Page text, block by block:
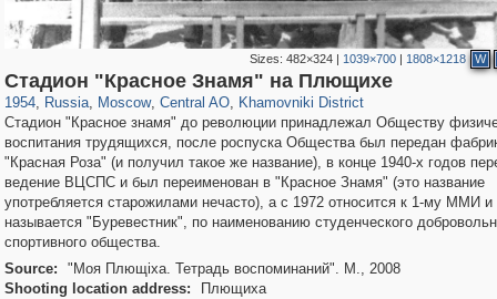
Sizes:482×324 | 1039×700 | 1808×1218 W
Стадион "Красное Знамя" на Плющихе
1954, Russia
1,407,376 29,248
, Moscow
319,882 8,286
, Central AO
160,021 5,916
, Khamovniki District
19,395 722
Стадион "Красное знамя" до революции принадлежал Обществу
воспитания трудящихся, после роспуска Общества был передан
"Красная Роза" (и получил такое же название), в конце 1940-х годов
ведение ВЦСПС и был переименован в "Красное Знамя" (это название
употребляется старожилами нечасто), а с 1972 относится к 1-му ММИ и
называется "Буревестник", по наименованию студенческого
спортивного общества.
Source:
"Моя Плющiха. Тетрадь воспоминаний". М., 2008
Shooting location address:
Плющиха